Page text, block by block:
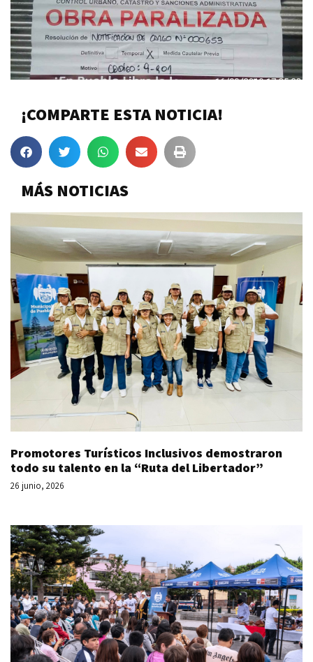
¡COMPARTE ESTA NOTICIA!
MÁS NOTICIAS
Promotores Turísticos Inclusivos demostraron
todo su talento en la “Ruta del Libertador”
26 junio, 2026